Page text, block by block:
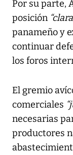
Por su parte,
posición
panameño y
continuar
los foros
El gremio
comerciales
necesarias
productores